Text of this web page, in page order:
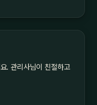
. 관리사님이 친절하고